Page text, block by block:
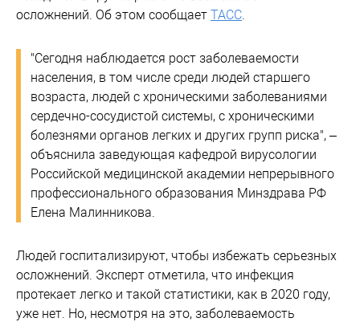
осложнений. Об этом сообщает ТАСС.
"Сегодня наблюдается рост заболеваемости
населения, в том числе среди людей старшего
возраста, людей с хроническими заболеваниями
сердечно-сосудистой системы, с хроническими
болезнями органов легких и других групп риска", –
объяснила заведующая кафедрой вирусологии
Российской медицинской академии непрерывного
профессионального образования Минздрава РФ
Елена Малинникова.
Людей госпитализируют, чтобы избежать серьезных
осложнений. Эксперт отметила, что инфекция
протекает легко и такой статистики, как в 2020 году,
уже нет. Но, несмотря на это, заболеваемость